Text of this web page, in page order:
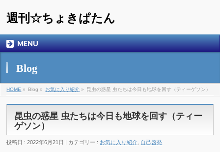
週刊☆ちょきぱたん
MENU
Blog
HOME » Blog » お気に入り紹介 » 昆虫の惑星 虫たちは今日も地球を回す（ティーゲソン）
昆虫の惑星 虫たちは今日も地球を回す（ティー
ゲソン）
投稿日 : 2022年6月21日 | カテゴリー : お気に入り紹介 自己啓発